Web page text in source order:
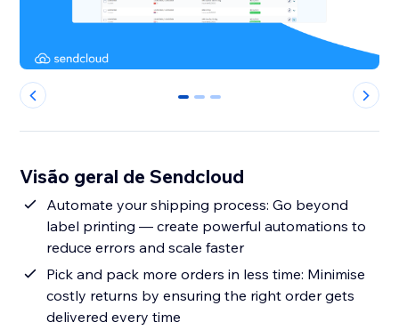
0 1 2
Visão geral de Sendcloud
Automate your shipping process: Go beyond
label printing — create powerful automations to
reduce errors and scale faster
Pick and pack more orders in less time: Minimise
costly returns by ensuring the right order gets
delivered every time